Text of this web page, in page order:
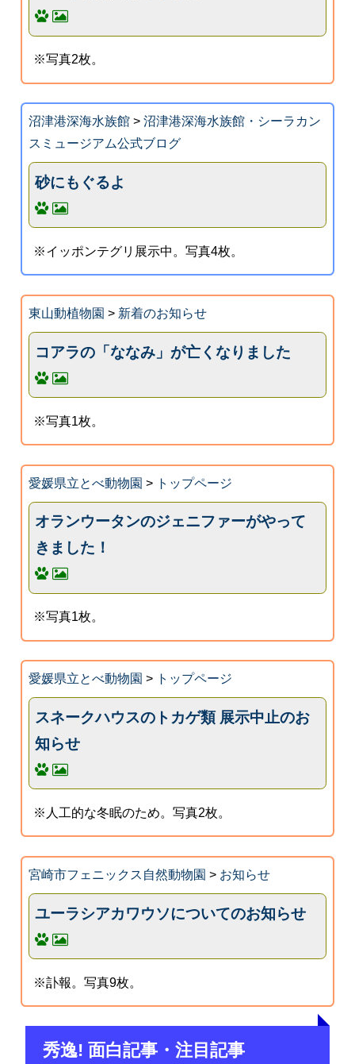
※写真2枚。
沼津港深海水族館> 沼津港深海水族館・シーラカン
スミュージアム公式ブログ
砂にもぐるよ
※イッポンテグリ展示中。写真4枚。
東山動植物園 > 新着のお知らせ
コアラの「ななみ」が亡くなりました
※写真1枚。
愛媛県立とべ動物園 > トップページ
オランウータンのジェニファーがやって
きました！
※写真1枚。
愛媛県立とべ動物園 > トップページ
スネークハウスのトカゲ類 展示中止のお
知らせ
※人工的な冬眠のため。写真2枚。
宮崎市フェニックス自然動物園 > お知らせ
ユーラシアカワウソについてのお知らせ
※訃報。写真9枚。
秀逸! 面白記事・注目記事